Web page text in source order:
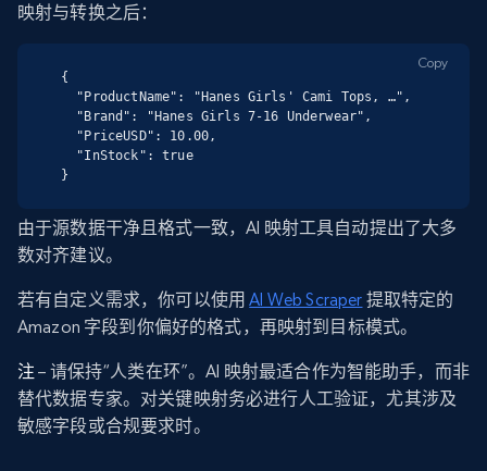
映射与转换之后：
{
}
Copy
由于源数据干净且格式一致，AI 映射工具自动提出了大多
数对齐建议。
若有自定义需求，你可以使用AI Web Scraper 提取特定的
Amazon 字段到你偏好的格式，再映射到目标模式。
注 – 请保持“人类在环”。AI 映射最适合作为智能助手，而非
替代数据专家。对关键映射务必进行人工验证，尤其涉及
敏感字段或合规要求时。